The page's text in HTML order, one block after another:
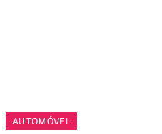
AUTOMÓVEL